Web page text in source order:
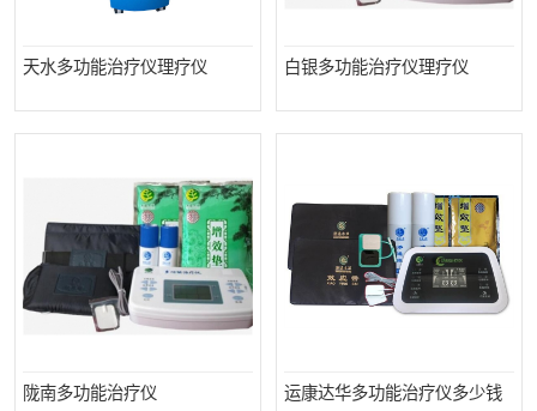
天水多功能治疗仪理疗仪 白银多功能治疗仪理疗仪
陇南多功能治疗仪
运康达华多功能治疗仪多少钱